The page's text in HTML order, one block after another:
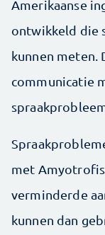
Amerikaanse
ontwikkeld die
kunnen meten.
communicatie
met
verminderde
kunnen dan